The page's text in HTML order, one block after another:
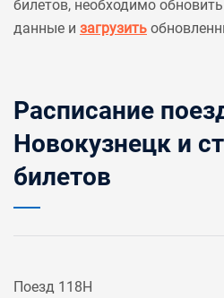
билетов, необходимо
данные и загрузить
Расписание
Новокузнецк и
билетов
Поезд 118Н